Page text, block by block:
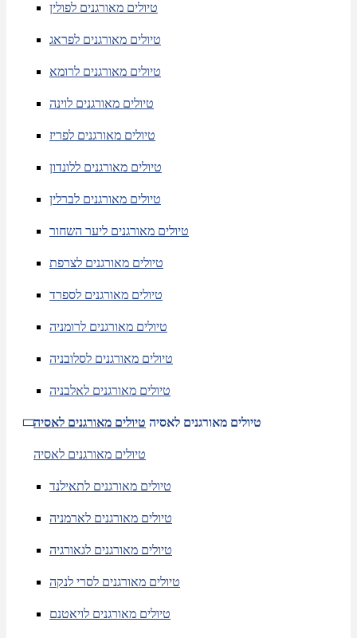
טיולים מאורגנים לפולין
טיולים מאורגנים לפראג
טיולים מאורגנים לרומא
טיולים מאורגנים לוינה
טיולים מאורגנים לפריז
טיולים מאורגנים ללונדון
טיולים מאורגנים לברלין
טיולים מאורגנים ליער השחור
טיולים מאורגנים לצרפת
טיולים מאורגנים לספרד
טיולים מאורגנים לרומניה
טיולים מאורגנים לסלובניה
טיולים מאורגנים לאלבניה
טיולים מאורגנים לאסיה טיולים מאורגנים לאסיה
טיולים מאורגנים לאסיה
טיולים מאורגנים לתאילנד
טיולים מאורגנים לארמניה
טיולים מאורגנים לגאורגיה
טיולים מאורגנים לסרי לנקה
טיולים מאורגנים לויאטנם